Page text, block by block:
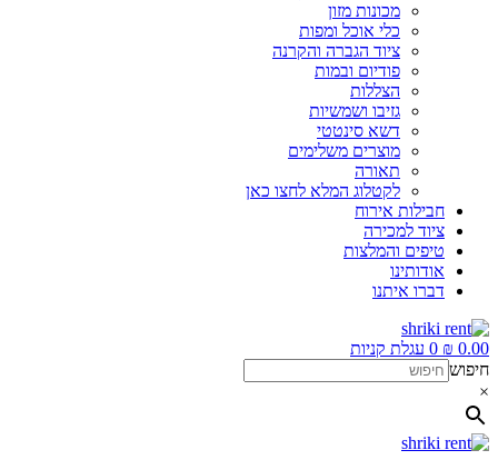
מכונות מזון
כלי אוכל ומפות
ציוד הגברה והקרנה
פודיום ובמות
הצללות
גזיבו ושמשיות
דשא סינטטי
מוצרים משלימים
תאורה
לקטלוג המלא לחצו כאן
חבילות אירוח
ציוד למכירה
טיפים והמלצות
אודותינו
דברו איתנו
₪ 0.00
0 עגלת קניות
חיפוש
×